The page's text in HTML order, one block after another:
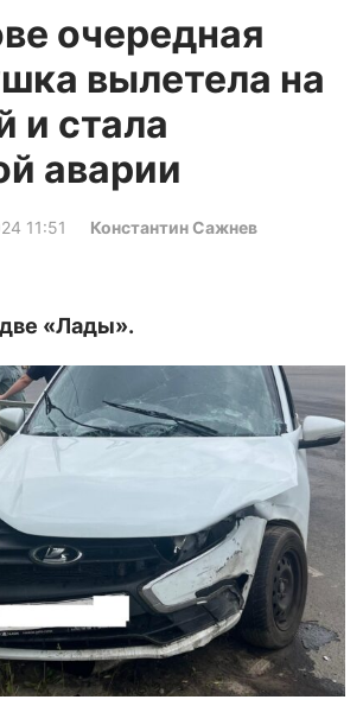
очередная
вылетела на
и стала
аварии
11:51
Константин Сажнев
«Лады».